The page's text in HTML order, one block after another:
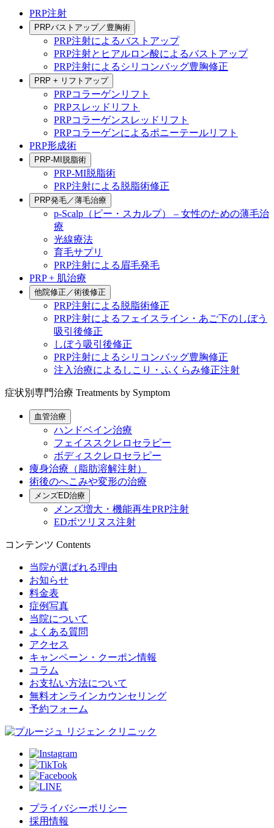
PRP注射
PRPバストアップ／豊胸術
PRP注射によるバストアップ
PRP注射とヒアルロン酸によるバストアップ
PRP注射によるシリコンバッグ豊胸修正
PRP + リフトアップ
PRPコラーゲンリフト
PRPスレッドリフト
PRPコラーゲンスレッドリフト
PRPコラーゲンによるポニーテールリフト
PRP形成術
PRP-MI脱脂術
PRP-MI脱脂術
PRP注射による脱脂術修正
PRP発毛／薄毛治療
p-Scalp（ピー・スカルプ） – 女性のための薄毛治
療
光線療法
育毛サプリ
PRP注射による眉毛発毛
PRP + 肌治療
他院修正／術後修正
PRP注射による脱脂術修正
PRP注射によるフェイスライン・あご下のしぼう
吸引後修正
しぼう吸引後修正
PRP注射によるシリコンバッグ豊胸修正
注入治療によるしこり・ふくらみ修正注射
症状別専門治療 Treatments by Symptom
血管治療
ハンドベイン治療
フェイススクレロセラピー
ボディスクレロセラピー
痩身治療（脂肪溶解注射）
術後のへこみや変形の治療
メンズED治療
メンズ増大・機能再生PRP注射
EDボツリヌス注射
コンテンツ Contents
当院が選ばれる理由
お知らせ
料金表
症例写真
当院について
よくある質問
アクセス
キャンペーン・クーポン情報
コラム
お支払い方法について
無料オンラインカウンセリング
予約フォーム
プライバシーポリシー
採用情報